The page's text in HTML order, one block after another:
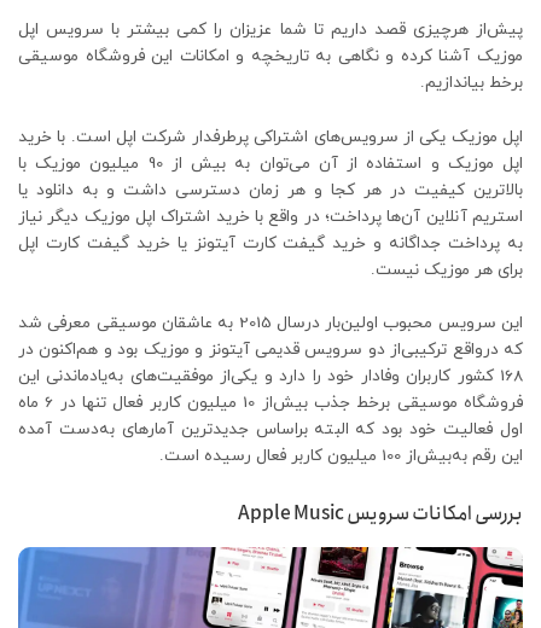
پیش‌از هرچیزی قصد داریم تا شما عزیزان را کمی بیشتر با سرویس اپل
موزیک آشنا کرده و نگاهی به تاریخچه و امکانات این فروشگاه موسیقی
برخط بیاندازیم.
اپل موزیک یکی از سرویس‌های اشتراکی پرطرفدار شرکت اپل است. با خرید
اپل موزیک و استفاده از آن می‌توان به بیش از 90 میلیون موزیک با
بالاترین کیفیت در هر کجا و هر زمان دسترسی داشت و به دانلود یا
استریم آنلاین آن‌ها پرداخت؛ در واقع با خرید اشتراک اپل موزیک دیگر نیاز
به پرداخت جداگانه و خرید گیفت کارت آیتونز یا خرید گیفت کارت اپل
برای هر موزیک نیست.
این سرویس محبوب اولین‌بار درسال 2015 به عاشقان موسیقی معرفی شد
که درواقع ترکیبی‌از دو سرویس قدیمی آیتونز و موزیک بود و هم‌اکنون در
168 کشور کاربران وفادار خود را دارد و یکی‌از موفقیت‌های به‌یادماندنی این
فروشگاه موسیقی برخط جذب بیش‌از 10 میلیون کاربر فعال تنها در 6 ماه
اول فعالیت خود بود که البته براساس جدید‌ترین آمارهای به‌دست آمده
این رقم به‌بیش‌از 100 میلیون کاربر فعال رسیده است.
بررسی امکانات سرویس Apple Music